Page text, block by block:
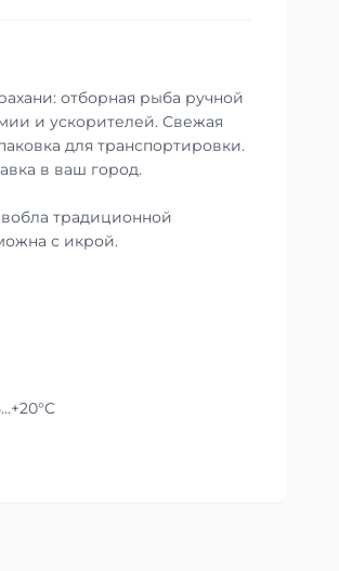
отборная рыба ручной
и ускорителей. Свежая
для транспортировки.
в ваш город.
традиционной
с икрой.